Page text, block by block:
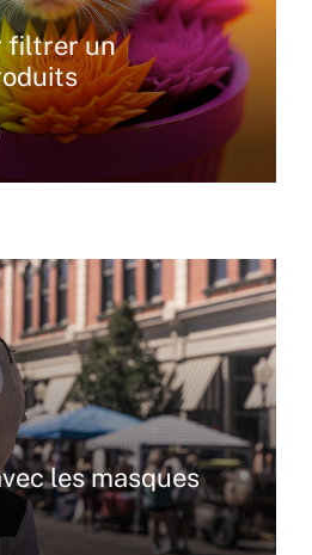
filtrer un
les masques